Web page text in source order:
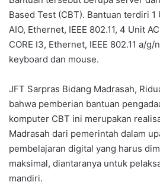
Based Test (CBT). Bantuan terdiri
AIO, Ethernet, IEEE 802.11, 4 Unit
CORE I3, Ethernet, IEEE 802.11 a/
keyboard dan mouse.
JFT Sarpras Bidang Madrasah,
bahwa pemberian bantuan
komputer CBT ini merupakan
Madrasah dari pemerintah dalam
pembelajaran digital yang harus
maksimal, diantaranya untuk
mandiri.